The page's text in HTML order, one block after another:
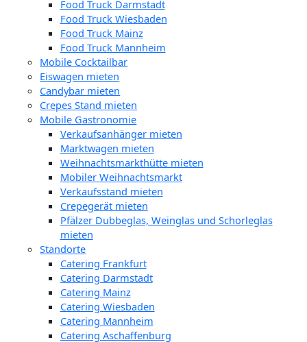
Food Truck Darmstadt
Food Truck Wiesbaden
Food Truck Mainz
Food Truck Mannheim
Mobile Cocktailbar
Eiswagen mieten
Candybar mieten
Crepes Stand mieten
Mobile Gastronomie
Verkaufsanhänger mieten
Marktwagen mieten
Weihnachtsmarkthütte mieten
Mobiler Weihnachtsmarkt
Verkaufsstand mieten
Crepegerät mieten
Pfälzer Dubbeglas, Weinglas und Schorleglas
mieten
Standorte
Catering Frankfurt
Catering Darmstadt
Catering Mainz
Catering Wiesbaden
Catering Mannheim
Catering Aschaffenburg